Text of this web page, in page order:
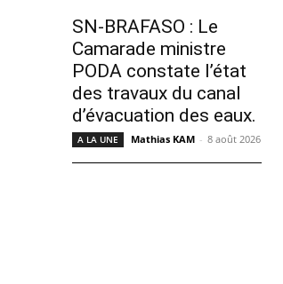
SN-BRAFASO : Le
Camarade ministre
PODA constate l’état
des travaux du canal
d’évacuation des eaux.
A LA UNE Mathias KAM - 8 août 2026